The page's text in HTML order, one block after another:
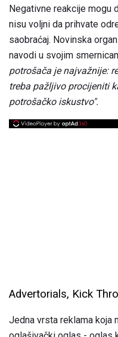
Negativne reakcije mogu
nisu voljni da prihvate
saobraćaj. Novinska
navodi u svojim
potrošača je najvažnije:
treba pažljivo procijeniti
potrošačko iskustvo".
Advertorials, Kick
Jedna vrsta reklama koja